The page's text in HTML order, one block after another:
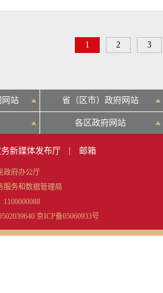
1 2 3
网站 省（区市）政府网站
各区政府网站
新媒体发布厅 邮箱
政府办公厅
服务和数据管理局
京ICP备05060933号